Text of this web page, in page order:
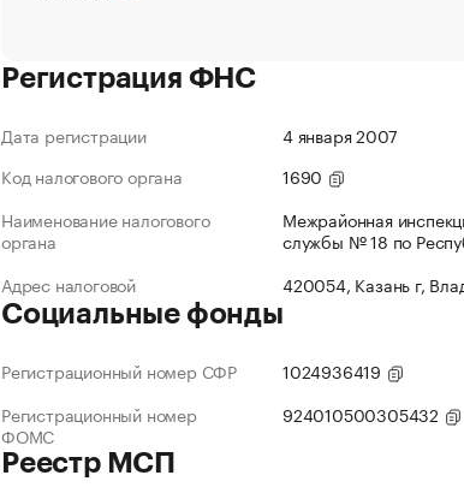
Регистрация ФНС
Дата регистрации
4 января 2007
Код налогового органа
1690
Наименование налогового
органа
Межрайонная
службы № 18 по
Адрес налоговой
420054, Казань г,
Социальные фонды
Регистрационный номер СФР
1024936419
Регистрационный номер
ФОМС
924010500305432
Реестр МСП